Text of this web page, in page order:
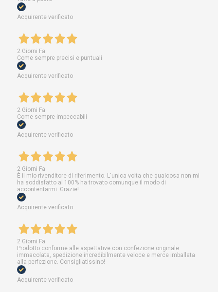
Acquirente verificato
2 Giorni Fa
Come sempre precisi e puntuali
Acquirente verificato
2 Giorni Fa
Come sempre impeccabili
Acquirente verificato
2 Giorni Fa
È il mio rivenditore di riferimento. L'unica volta che qualcosa non mi
ha soddisfatto al 100% ha trovato comunque il modo di
accontentarmi. Grazie!
Acquirente verificato
2 Giorni Fa
Prodotto conforme alle aspettative con confezione originale
immacolata, spedizione incredibilmente veloce e merce imballata
alla perfezione. Consigliatissino!
Acquirente verificato